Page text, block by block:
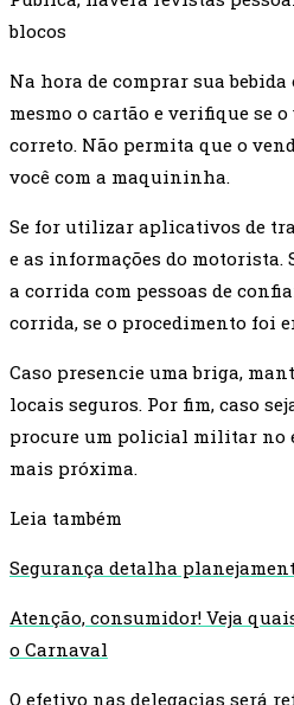
blocos
Na hora de comprar sua
mesmo o cartão e verifique se
correto. Não permita que o
você com a maquininha.
Se for utilizar aplicativos de
e as informações do motorista.
a corrida com pessoas de
corrida, se o procedimento foi
Caso presencie uma briga,
locais seguros. Por fim, caso
procure um policial militar no
mais próxima.
Leia também
Segurança detalha
Atenção, consumidor! Veja
o Carnaval
O efetivo nas delegacias será